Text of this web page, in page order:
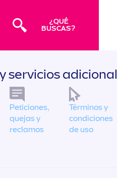
¿QUÉ
BUSCAS?
servicios
Peticiones,
quejas y
reclamos
Términos y
condiciones
de uso